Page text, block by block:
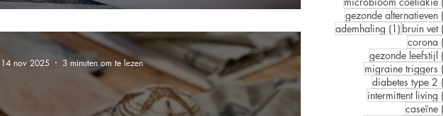
14 nov 2025 3 minuten om te lezen
gezonde alternatieven
ademhaling (1) 1 post
bruin vet
corona
gezonde leefstijl
migraine triggers
diabetes type 2
intermittent living
caseïne